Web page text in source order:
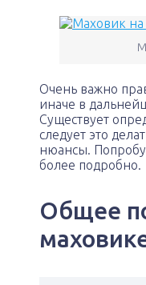
Очень важно
иначе в
Существует
следует это
нюансы.
более подробно.
Общее